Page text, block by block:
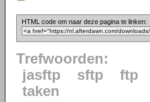
HTML code om naar deze pagina te linken:
Trefwoorden:
jasftp
sftp ftp
taken